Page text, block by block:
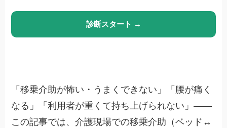
診断スタート →
「移乗介助が怖い・うまくできない」「腰が痛く
なる」「利用者が重くて持ち上げられない」——
この記事では、介護現場での移乗介助（ベッド↔